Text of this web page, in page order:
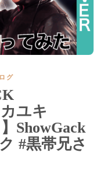
グ
ユキ
ShowGack
#黒帯兄さ